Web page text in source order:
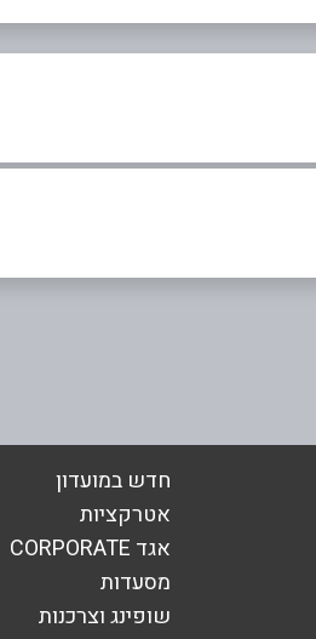
אימייל*
חדש במועדון
אטרקציות
אגד CORPORATE
מסעדות
שופינג וצרכנות